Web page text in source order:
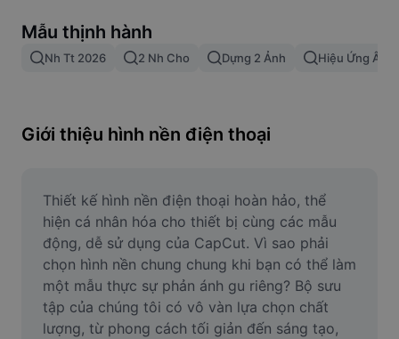
Gộp hình ảnh
Điều chỉnh kích thước hình ảnh
Công cụ tạo meme
AI Text Remover
AI People Remover
AI Inpainting
Mẫu thịnh hành
Nh Tt 2026 2 Nh Cho Dựng 2 Ảnh Hiệu Ứng Âm
Giới thiệu hình nền điện thoại
Thiết kế hình nền điện thoại hoàn hảo, thể
hiện cá nhân hóa cho thiết bị cùng các mẫu
động, dễ sử dụng của CapCut. Vì sao phải
chọn hình nền chung chung khi bạn có thể làm
một mẫu thực sự phản ánh gu riêng? Bộ sưu
tập của chúng tôi có vô vàn lựa chọn chất
lượng, từ phong cách tối giản đến sáng tạo,